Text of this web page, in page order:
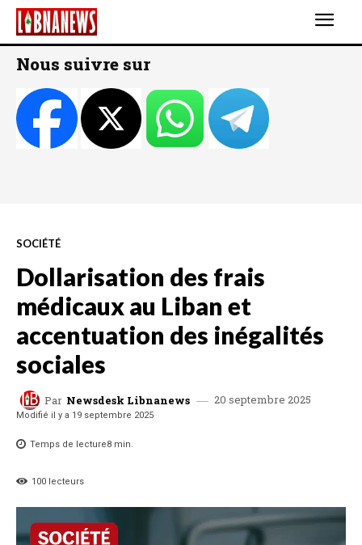
Nous suivre sur
SOCIÉTÉ
Dollarisation des frais
médicaux au Liban et
accentuation des inégalités
sociales
Par Newsdesk Libnanews 20 septembre 2025
Modifié il y a 19 septembre 2025
Temps de lecture8 min.
100 lecteurs